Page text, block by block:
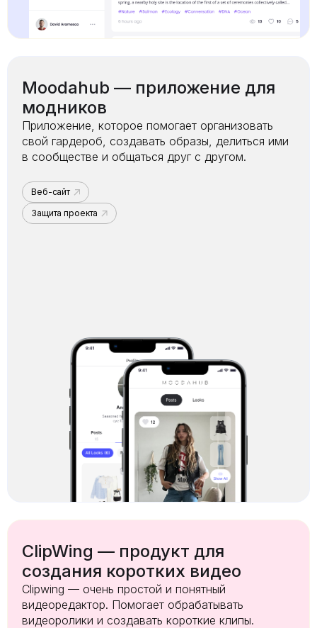
Moodahub — приложение для
модников
Приложение, которое помогает организовать
свой гардероб, создавать образы, делиться ими
в сообществе и общаться друг с другом.
Веб-сайт
Защита проекта
ClipWing — продукт для
создания коротких видео
Clipwing — очень простой и понятный
видеоредактор. Помогает обрабатывать
видеоролики и создавать короткие клипы.